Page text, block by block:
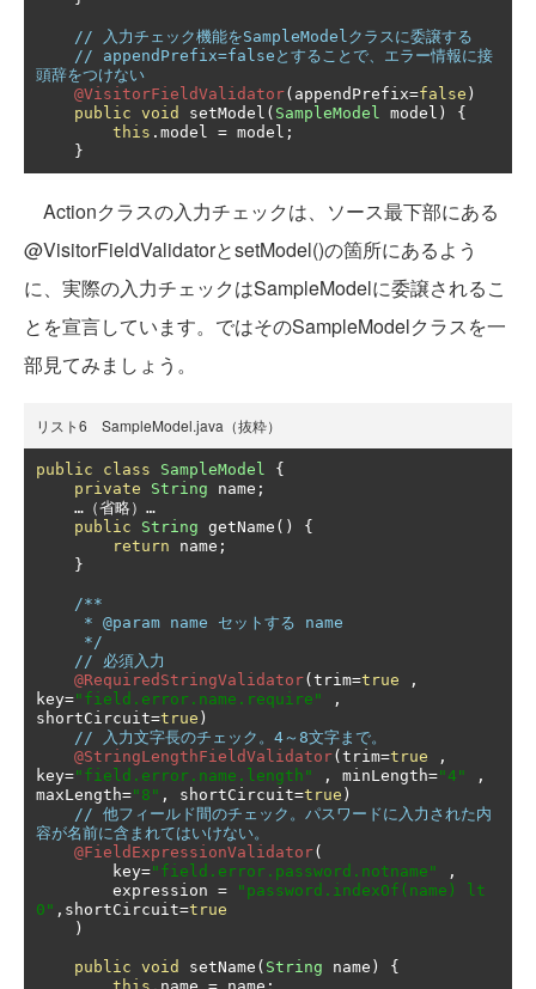
// 入力チェック機能をSampleModelクラスに委譲する
// appendPrefix=falseとすることで、エラー情報に接
頭辞をつけない
@VisitorFieldValidator( appendPrefix=false )
public void setModel ( SampleModel model )
{
this . model = model ;
}
Actionクラスの入力チェックは、ソース最下部にある
@VisitorFieldValidatorとsetModel()の箇所にあるよう
に、実際の入力チェックはSampleModelに委譲されるこ
とを宣言しています。ではそのSampleModelクラスを一
部見てみましょう。
リスト6 SampleModel.java（抜粋）
public class SampleModel
{
private
String name ;
…（省略）…
public
String getName ()
{
return name ;
}
/**
     */
// 必須入力
@RequiredStringValidator( trim=true
,
key="field.error.name.require"
,
shortCircuit=true )
// 入力文字長のチェック。4～8文字まで。
@StringLengthFieldValidator( trim=true
,
key="field.error.name.length" , minLength="4"
,
maxLength="8" , shortCircuit=true )
// 他フィールド間のチェック。パスワードに入力された内
容が名前に含まれてはいけない。
@FieldExpressionValidator(
        key
="field.error.password.notname"
,
        expression
=
"password.indexOf(name) lt
0" , shortCircuit=true
)
public void setName ( String name )
{